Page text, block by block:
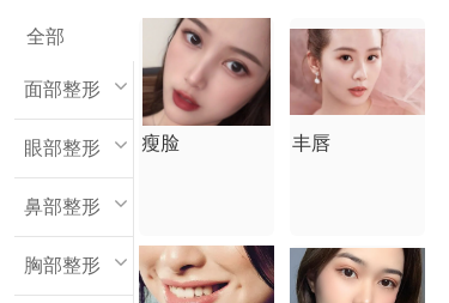
全部
面部整形
眼部整形
鼻部整形
胸部整形
瘦脸 丰唇